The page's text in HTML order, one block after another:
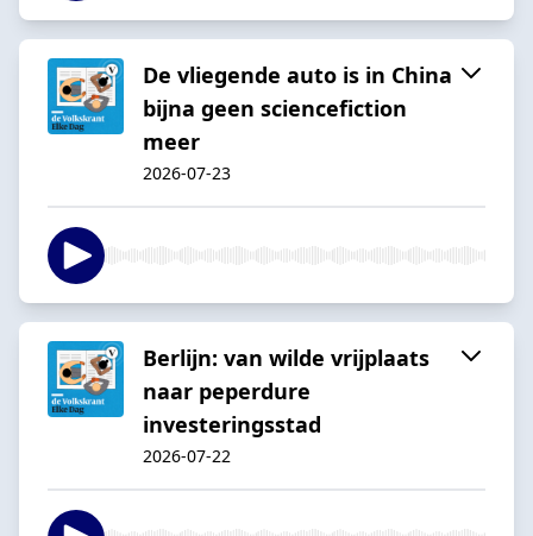
De vliegende auto is in China
bijna geen sciencefiction
meer
2026-07-23
Berlijn: van wilde vrijplaats
naar peperdure
investeringsstad
2026-07-22